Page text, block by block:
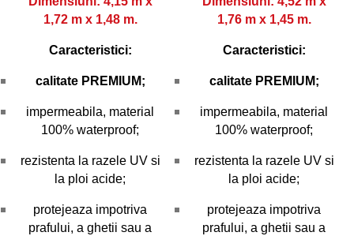
1,72 m x 1,48 m.
Caracteristici:
calitate PREMIUM;
impermeabila, material
100% waterproof;
rezistenta la razele UV si
la ploi acide;
protejeaza impotriva
prafului, a ghetii sau a
1,76 m x 1,45 m.
Caracteristici:
calitate PREMIUM;
impermeabila, material
100% waterproof;
rezistenta la razele UV si
la ploi acide;
protejeaza impotriva
prafului, a ghetii sau a